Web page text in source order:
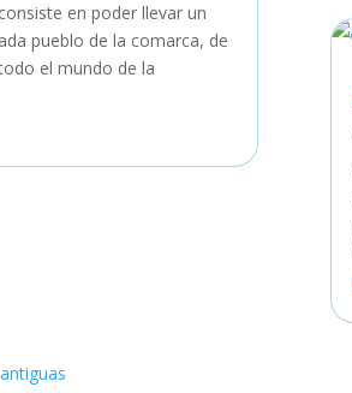
en poder llevar un
pueblo de la comarca, de
el mundo de la